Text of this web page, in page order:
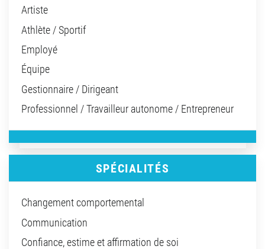
Artiste
Athlète / Sportif
Employé
Équipe
Gestionnaire / Dirigeant
Professionnel / Travailleur autonome / Entrepreneur
SPÉCIALITÉS
Changement comportemental
Communication
Confiance, estime et affirmation de soi